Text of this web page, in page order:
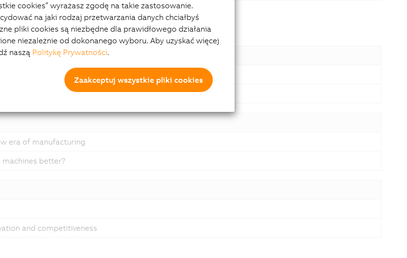
era of manufacturing
better?
and competitiveness
cookies” wyrażasz zgodę na takie zastosowanie.
na jaki rodzaj przetwarzania danych chciałbyś
pliki cookies są niezbędne dla prawidłowego działania
niezależnie od dokonanego wyboru. Aby uzyskać więcej
naszą Politykę Prywatności.
Zaakceptuj wszystkie pliki cookies